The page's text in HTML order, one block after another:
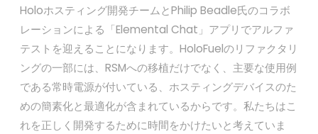
Holoホスティング開発チームとPhilip Beadle氏のコラボ
レーションによる「Elemental Chat」アプリでアルファ
テストを迎えることになります。HoloFuelのリファクタリ
ングの一部には、RSMへの移植だけでなく、主要な使用例
である常時電源が付いている、ホスティングデバイスのた
めの簡素化と最適化が含まれているからです。私たちはこ
れを正しく開発するために時間をかけたいと考えていま